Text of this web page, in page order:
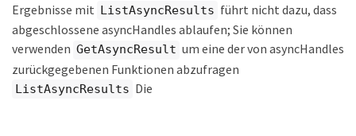
Ergebnisse mit ListAsyncResults führt nicht dazu, dass
abgeschlossene asyncHandles ablaufen; Sie können
verwenden GetAsyncResult um eine der von asyncHandles
zurückgegebenen Funktionen abzufragen
ListAsyncResults Die